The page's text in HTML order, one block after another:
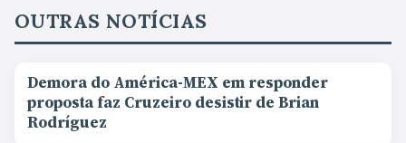
OUTRAS NOTÍCIAS
Demora do América-MEX em responder
proposta faz Cruzeiro desistir de Brian
Rodríguez